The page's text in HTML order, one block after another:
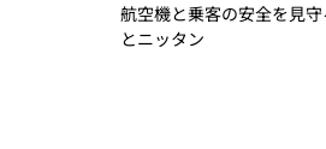
航空機と乗客の安全を見
とニッタン